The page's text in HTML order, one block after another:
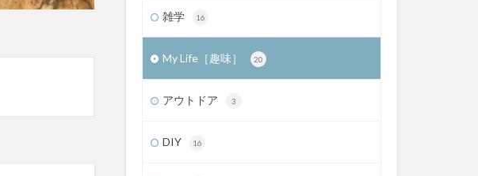
雑学 16
My Life［趣味］ 20
アウトドア 3
DIY 16